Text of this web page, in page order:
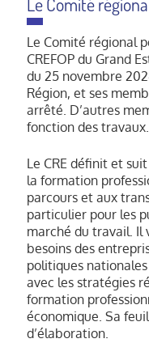
publics
et
tension,
Contrat de
suivi,
proposition.
formation
et sociale,
Pacte
Le Comité régional
CREFOP du Grand
du 25 novembre
Région, et ses
arrêté. D’autres
fonction des travaux.
Le CRE définit et
la formation
parcours et aux
particulier pour les
marché du travail. Il
besoins des
politiques
avec les stratégies
formation
économique. Sa
d’élaboration.